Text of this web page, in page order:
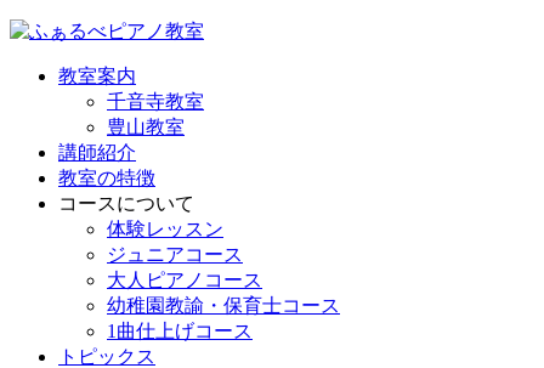
教室案内
千音寺教室
豊山教室
講師紹介
教室の特徴
コースについて
体験レッスン
ジュニアコース
大人ピアノコース
幼稚園教諭・保育士コース
1曲仕上げコース
トピックス